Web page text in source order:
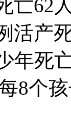
亡62
活产
年死
8个